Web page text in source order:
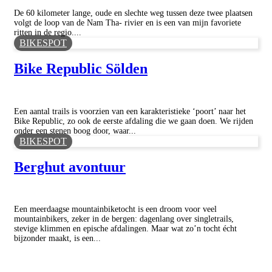
De 60 kilometer lange, oude en slechte weg tussen deze twee plaatsen
volgt de loop van de Nam Tha- rivier en is een van mijn favoriete
ritten in de regio....
BIKESPOT
Bike Republic Sölden
Een aantal trails is voorzien van een karakteristieke ‘poort’ naar het
Bike Republic, zo ook de eerste afdaling die we gaan doen. We rijden
onder een stenen boog door, waar...
BIKESPOT
Berghut avontuur
Een meerdaagse mountainbiketocht is een droom voor veel
mountainbikers, zeker in de bergen: dagenlang over singletrails,
stevige klimmen en epische afdalingen. Maar wat zo’n tocht écht
bijzonder maakt, is een...